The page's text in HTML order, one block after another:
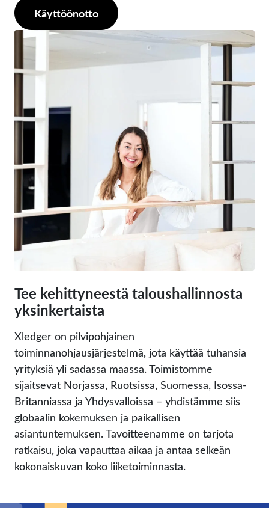
Käyttöönotto
Tee kehittyneestä taloushallinnosta
yksinkertaista
Xledger on pilvipohjainen
toiminnanohjausjärjestelmä, jota käyttää tuhansia
yrityksiä yli sadassa maassa. Toimistomme
sijaitsevat Norjassa, Ruotsissa, Suomessa, Isossa-
Britanniassa ja Yhdysvalloissa – yhdistämme siis
globaalin kokemuksen ja paikallisen
asiantuntemuksen. Tavoitteenamme on tarjota
ratkaisu, joka vapauttaa aikaa ja antaa selkeän
kokonaiskuvan koko liiketoiminnasta.